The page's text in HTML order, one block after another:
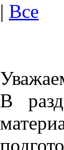
| Все
В